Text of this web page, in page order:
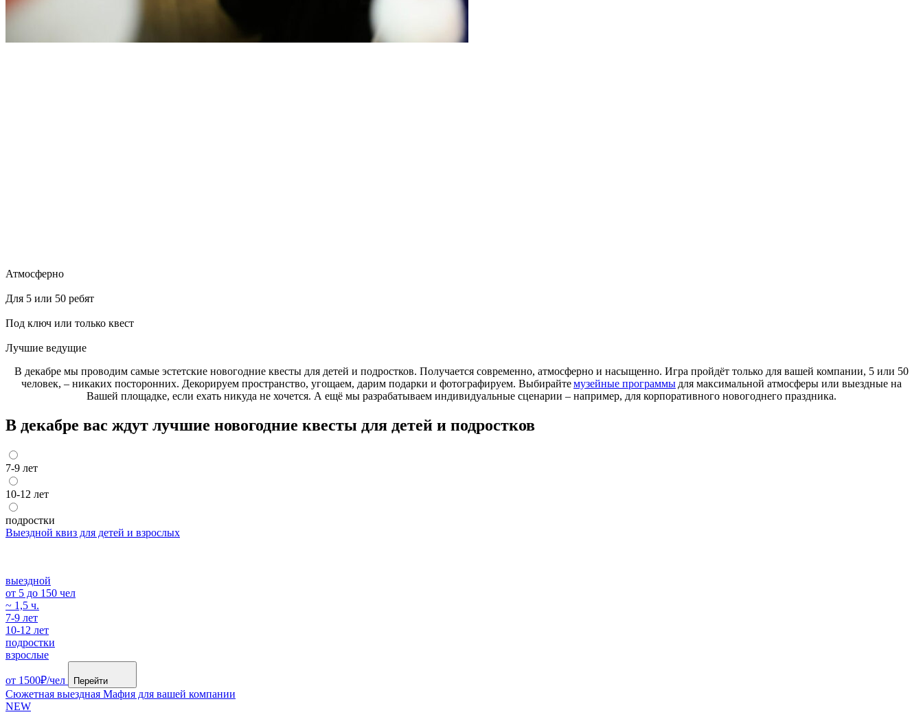
Атмосферно
Для 5 или 50 ребят
Под ключ или только квест
Лучшие ведущие
В декабре мы проводим самые эстетские новогодние квесты для детей и подростков. Получается современно, атмосферно и насыщенно. Игра пройдёт только для вашей компании, 5 или 50
человек, – никаких посторонних. Декорируем пространство, угощаем, дарим подарки и фотографируем. Выбирайтемузейные программы для максимальной атмосферы или выездные на
Вашей площадке, если ехать никуда не хочется. А ещё мы разрабатываем индивидуальные сценарии – например, для корпоративного новогоднего праздника.
В декабре вас ждут лучшие новогодние квесты для детей и подростков
7-9 лет
10-12 лет
подростки
Выездной квиз для детей и взрослых
выездной
от 5 до 150 чел
~ 1,5 ч.
7-9 лет
10-12 лет
подростки
взрослые
от 1500₽/чел Перейти
Сюжетная выездная Мафия для вашей компании
NEW